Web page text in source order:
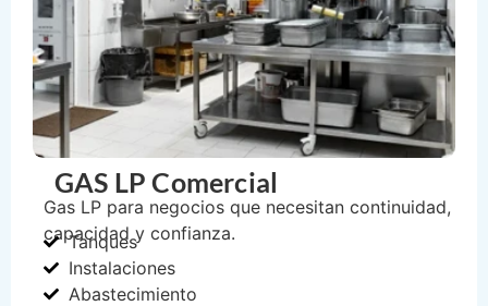
GAS LP Comercial
Gas LP para negocios que necesitan continuidad,
capacidad y confianza.
Tanques
Instalaciones
Abastecimiento